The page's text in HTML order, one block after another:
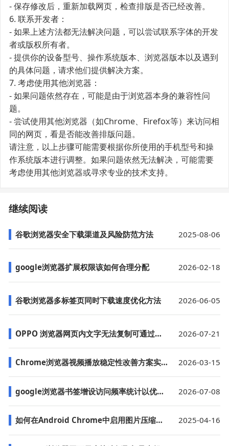
- 保存修改后，重新加载网页，检查排版是否已经改善。
6. 联系开发者：
- 如果上述方法都无法解决问题，可以尝试联系字体的开发
者或版权所有者。
- 提供你的设备型号、操作系统版本、浏览器版本以及遇到
的具体问题，请求他们提供解决方案。
7. 考虑使用其他浏览器：
- 如果问题依然存在，可能是由于浏览器本身的兼容性问
题。
- 尝试使用其他浏览器（如Chrome、Firefox等）来访问相
同的网页，看是否能改善排版问题。
请注意，以上步骤可能需要根据你所使用的手机型号和操
作系统版本进行调整。如果问题依然无法解决，可能需要
考虑使用其他浏览器或寻求专业的技术支持。
继续阅读
谷歌浏览器安全下载渠道及风险防范方法 2025-08-06
google浏览器扩展权限该如何合理分配 2026-02-18
谷歌浏览器多标签页同时下载速度优化方法 2026-06-05
OPPO 浏览器网页内文字无法复制可通过设置解除限制 2026-07-21
Chrome浏览器视频播放稳定性改善方案实测报告 2026-03-15
google浏览器书签增设访问频率统计以优化布局分析方案 2026-07-08
如何在Android Chrome中启用图片压缩功能 2025-04-16